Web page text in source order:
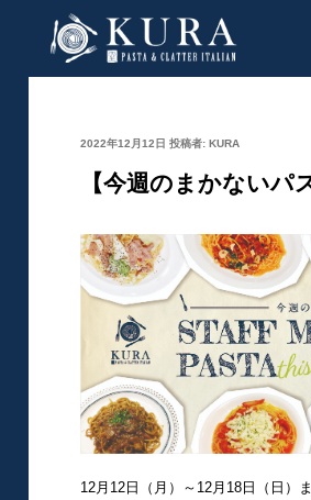
投
2022年12月12日 投稿者: KURA
【今週のまかないパ
12月12日（月）～12月18日（日）